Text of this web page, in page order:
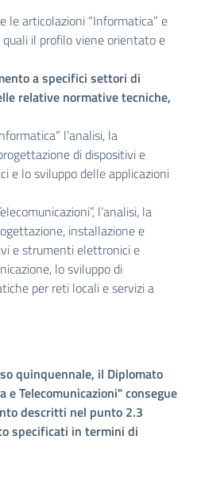
le articolazioni “Informatica” e
quali il profilo viene orientato e
a specifici settori di
relative normative tecniche,
l’analisi, la
di dispositivi e
e lo sviluppo delle applicazioni
l’analisi, la
installazione e
e strumenti elettronici e
lo sviluppo di
per reti locali e servizi a
quinquennale, il Diplomato
e Telecomunicazioni" consegue
descritti nel punto 2.3
specificati in termini di